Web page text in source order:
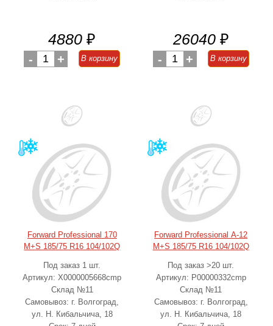
4880 ₽
- 1 + В корзину
26040 ₽
- 1 + В корзину
Forward Professional 170
M+S 185/75 R16 104/102Q
Под заказ 1 шт.
Артикул: Х0000005668cmp
Склад №11
Самовывоз: г. Волгоград,
ул. Н. Кибальчича, 18
Forward Professional А-12
M+S 185/75 R16 104/102Q
Под заказ >20 шт.
Артикул: Р00000332cmp
Склад №11
Самовывоз: г. Волгоград,
ул. Н. Кибальчича, 18